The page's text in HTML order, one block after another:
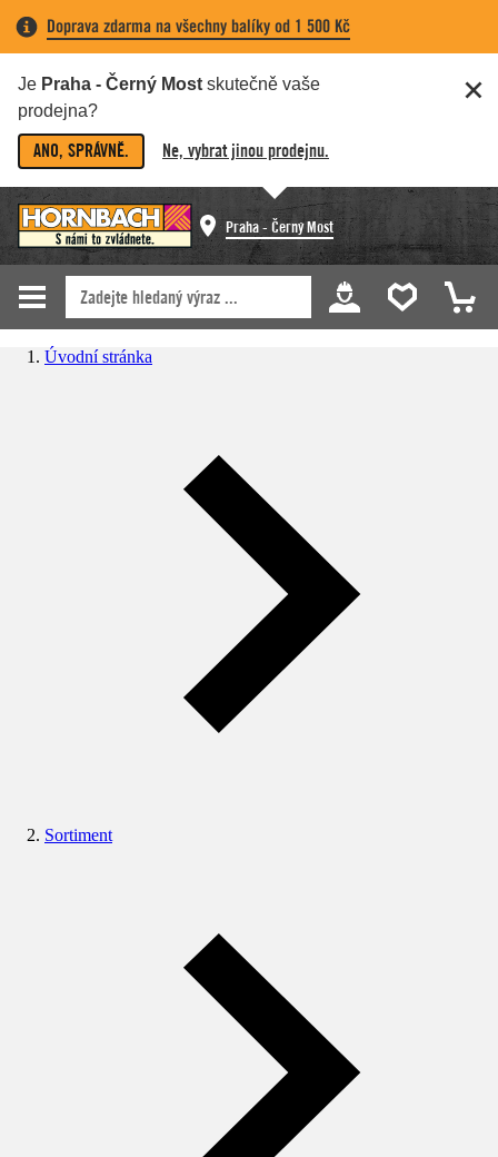
Doprava zdarma na všechny balíky od 1 500 Kč
Je Praha - Černý Most skutečně vaše
prodejna?
ANO, SPRÁVNĚ. Ne, vybrat jinou prodejnu.
Praha - Černý Most
Úvodní stránka
Sortiment